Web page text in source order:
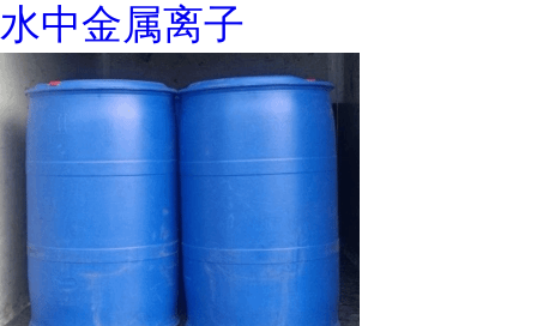
水中金属离子